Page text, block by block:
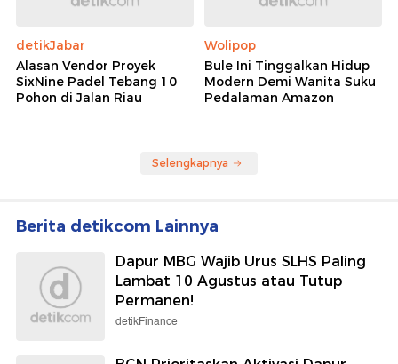
detikJabar
Alasan Vendor Proyek
SixNine Padel Tebang 10
Pohon di Jalan Riau
Wolipop
Bule Ini Tinggalkan Hidup
Modern Demi Wanita Suku
Pedalaman Amazon
Selengkapnya
Berita detikcom Lainnya
Dapur MBG Wajib Urus SLHS Paling
Lambat 10 Agustus atau Tutup
Permanen!
detikFinance